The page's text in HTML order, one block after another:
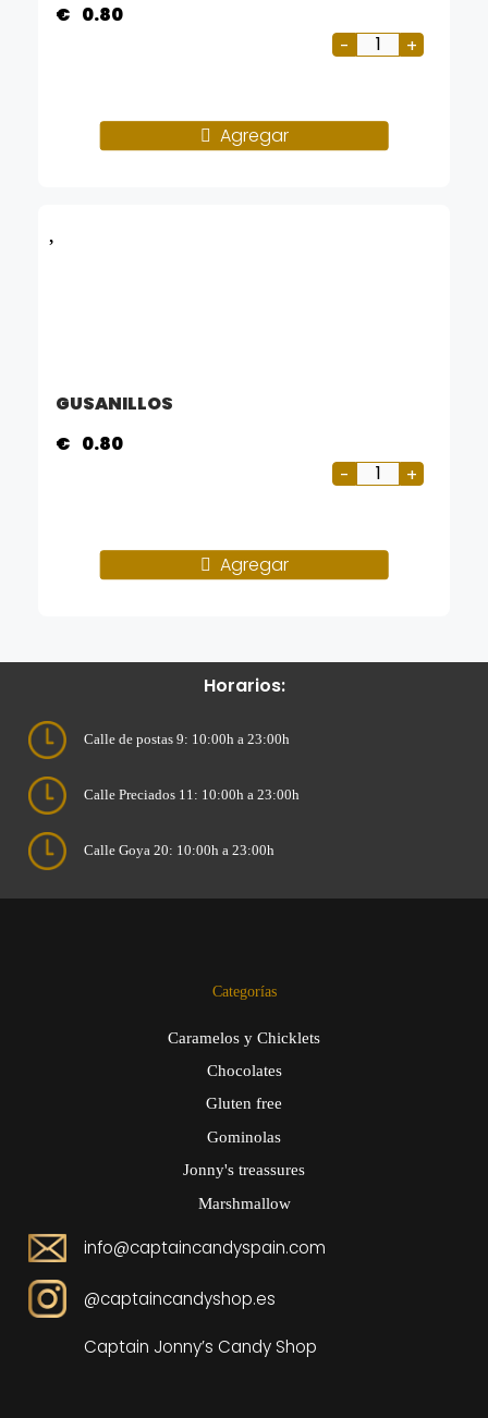
€ 0.80
Agregar
GUSANILLOS
€ 0.80
Agregar
Horarios:
Calle de postas 9: 10:00h a 23:00h
Calle Preciados 11: 10:00h a 23:00h
Calle Goya 20: 10:00h a 23:00h
Categorías
Caramelos y Chicklets
Chocolates
Gluten free
Gominolas
Jonny's treassures
Marshmallow
info@captaincandyspain.com
@captaincandyshop.es
Captain Jonny’s Candy Shop